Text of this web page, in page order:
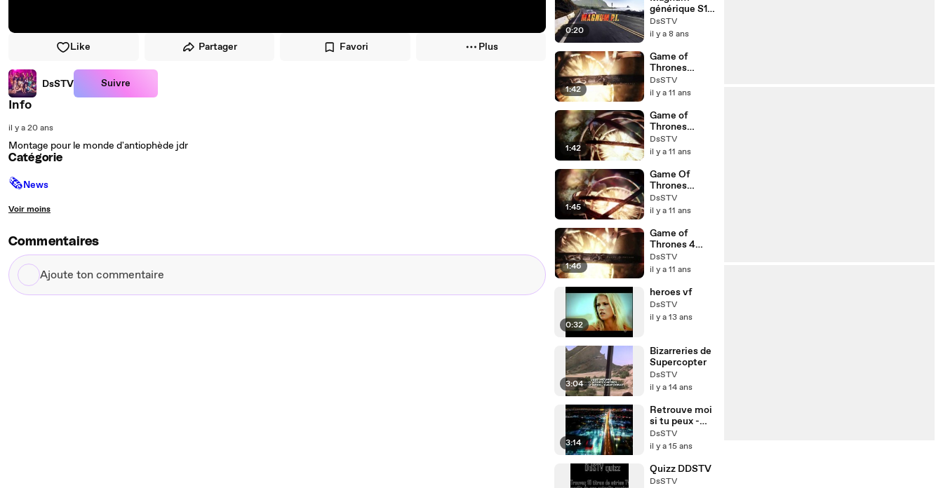
Like Partager Favori Plus
DsSTV Suivre
Info
il y a 20 ans
Montage pour le monde d'antiophède jdr
Catégorie
🗞News
Voir moins
Commentaires
Ajoute
ton
0:20
générique S1
2018
DsSTV
il y a 8 ans
1:42
Game of
Thrones
Season 2 Intro
HD
DsSTV
il y a 11 ans
1:42
Game of
Thrones
Générique
Saison 1
DsSTV
il y a 11 ans
1:45
Game Of
Thrones
Season 5
Opening
DsSTV
il y a 11 ans
1:46
Game of
Thrones 4
Intro
DsSTV
il y a 11 ans
0:32
heroes vf
DsSTV
il y a 13 ans
3:04
Bizarreries de
Supercopter
DsSTV
il y a 14 ans
3:14
Retrouve moi
si tu peux -
quizz final 1
DsSTV
il y a 15 ans
Quizz DDSTV
DsSTV